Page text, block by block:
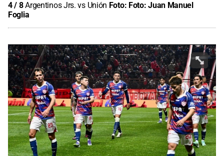
4/ 8Argentinos Jrs. vs Unión Foto: Foto: Juan Manuel
Foglia